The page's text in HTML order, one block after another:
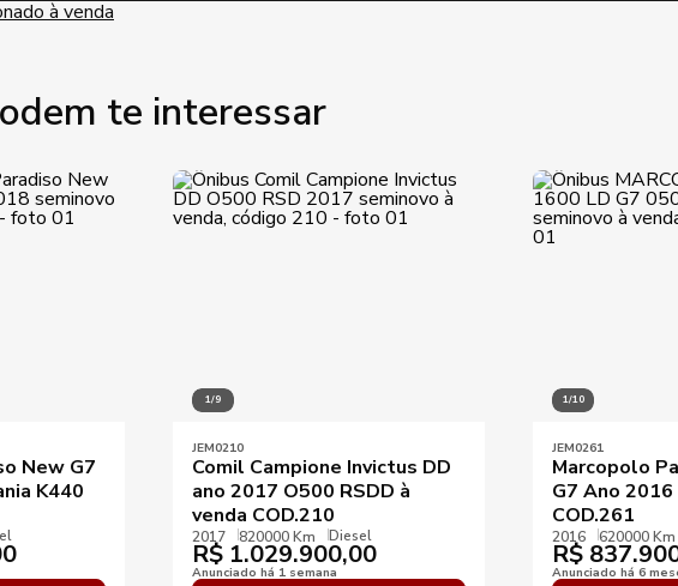
à venda
te interessar
New G7
K440
1/9
JEM0210
Comil Campione Invictus DD
ano 2017 O500 RSDD à
venda COD.210
2017 820000 Km Diesel
R$ 1.029.900,00
Anunciado há 1 semana
1/10
JEM0261
Marcopolo
G7 Ano
COD.261
2016 620000 Km
R$
Anunciado há 6